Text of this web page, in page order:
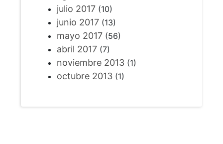
julio 2017(10)
junio 2017(13)
mayo 2017(56)
abril 2017(7)
noviembre 2013(1)
octubre 2013(1)